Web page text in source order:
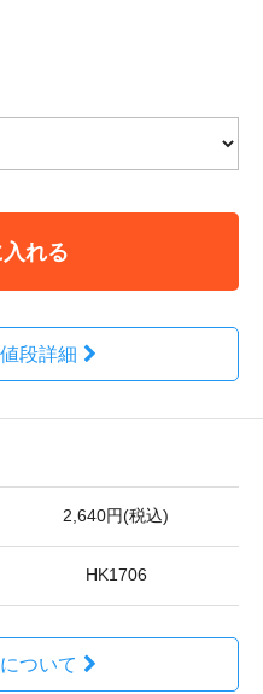
れる
段詳細
2,640円(税込)
HK1706
ついて